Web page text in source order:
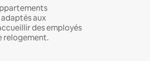
aux
des employés
relogement.